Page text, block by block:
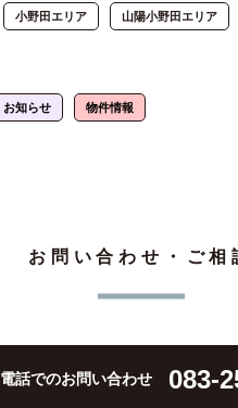
小野田エリア 山陽小野田エリア
お知らせ 物件情報
お問い合わせ・ご相
電話でのお問い合わせ 083-